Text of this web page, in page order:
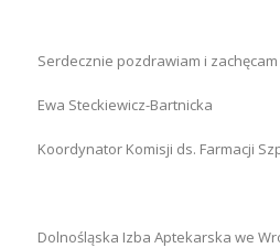
Serdecznie pozdrawiam i zachęcam
Ewa Steckiewicz-Bartnicka
Koordynator Komisji ds. Farmacji
Dolnośląska Izba Aptekarska we